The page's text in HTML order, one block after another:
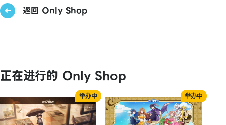
返回 Only Shop
正在进行的 Only Shop